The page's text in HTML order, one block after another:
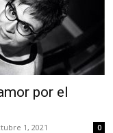
por el
1, 2021 0